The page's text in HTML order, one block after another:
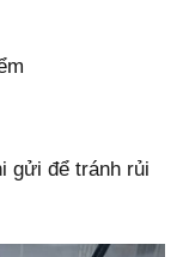
gửi để tránh rủi